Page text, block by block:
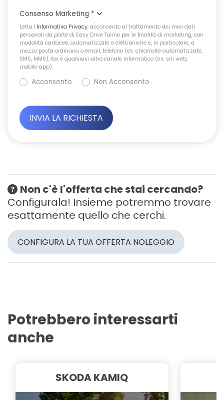
Consenso Marketing *
Letta l’Informativa Privacy, acconsento al trattamento dei miei dati
personali da parte di Easy Drive Torino per le finalità di marketing, con
modalità cartacee, automatizzate o elettroniche e, in particolare, a
mezzo posta ordinaria o email, telefono (es. chiamate automatizzate,
SMS, MMS), fax e qualsiasi altro canale informatico (es. siti web,
mobile app).
Acconsento Non Acconsento
Non c'è l'offerta che stai cercando?
Configurala! Insieme potremmo trovare
esattamente quello che cerchi.
CONFIGURA LA TUA OFFERTA NOLEGGIO
Potrebbero interessarti
anche
SKODA KAMIQ